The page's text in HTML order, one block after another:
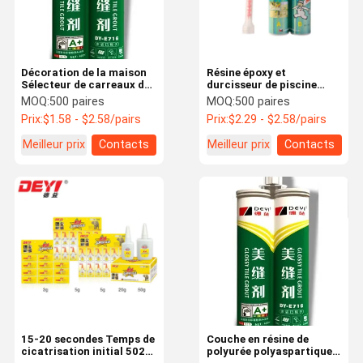
À Propos De
Nous
Résine époxy et
durcisseur de piscine
adhésif pour les
bâtiments
MOQ:500 paires
Prix:$2.29 - $2.58/pairs
Meilleur prix
Contacts
Décoration de la maison
Sélecteur de carreaux de
sol en céramique
Sélecteur de surface de
carreaux en céramique
MOQ:500 paires
Prix:$1.58 - $2.58/pairs
Meilleur prix
Contacts
Couche en résine de
polyurée polyaspartique
15-20 secondes Temps de
cicatrisation initial 502